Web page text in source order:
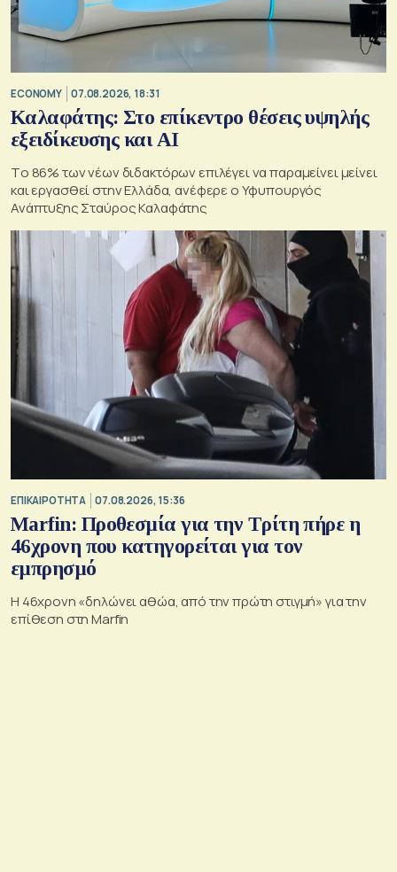
ECONOMY 07.08.2026, 18:31
Καλαφάτης: Στο επίκεντρο θέσεις υψηλής
εξειδίκευσης και AI
Tο 86% των νέων διδακτόρων επιλέγει να παραμείνει μείνει
και εργασθεί στην Ελλάδα, ανέφερε ο Υφυπουργός
Ανάπτυξης Σταύρος Καλαφάτης
ΕΠΙΚΑΙΡΟΤΗΤΑ 07.08.2026, 15:36
Marfin: Προθεσμία για την Τρίτη πήρε η
46χρονη που κατηγορείται για τον
εμπρησμό
H 46χρονη «δηλώνει αθώα, από την πρώτη στιγμή» για την
επίθεση στη Marfin